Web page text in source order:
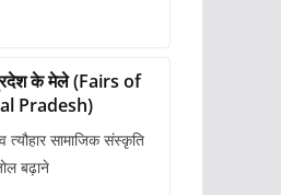
के मेले (Fairs of
Pradesh)
सामाजिक संस्कृति
बढ़ाने